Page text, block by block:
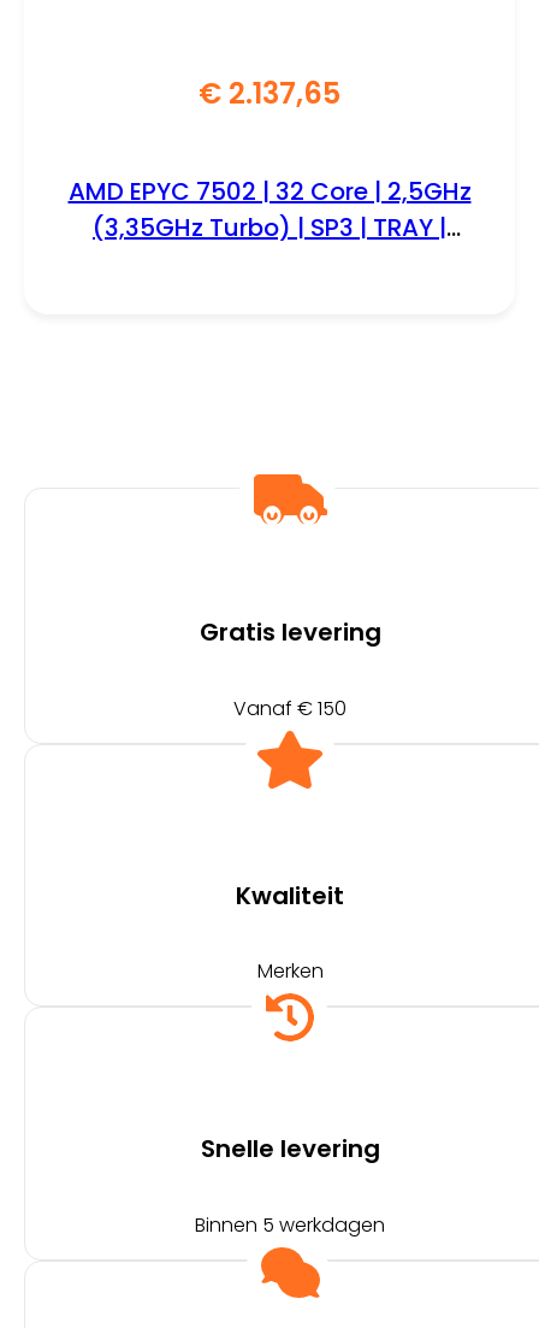
€ 2.137,65
AMD EPYC 7502 | 32 Core | 2,5GHz
(3,35GHz Turbo) | SP3 | TRAY |
Gratis levering
Vanaf € 150
Kwaliteit
Merken
Snelle levering
Binnen 5 werkdagen